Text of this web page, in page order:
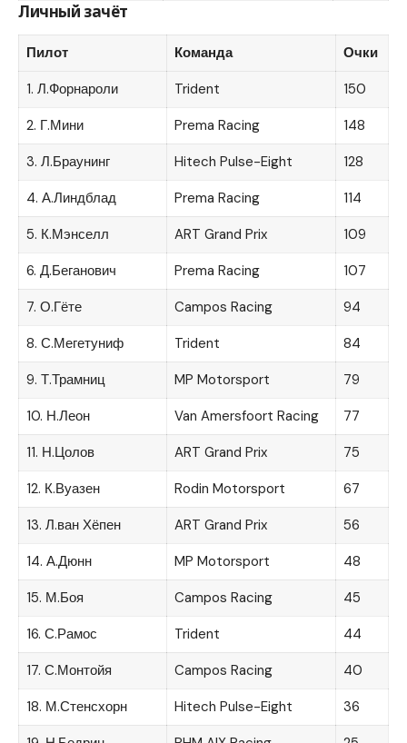
Личный зачёт
Пилот Команда
Очки
1. Л.Форнароли
Trident
150
2. Г.Мини
Prema Racing
148
3. Л.Браунинг
Hitech Pulse-Eight
128
4. А.Линдблад
Prema Racing
114
5. К.Мэнселл
ART Grand Prix
109
6. Д.Беганович
Prema Racing
107
7. О.Гёте
Campos Racing
94
8. С.Мегетуниф
Trident
84
9. Т.Трамниц
MP Motorsport
79
10. Н.Леон
Van Amersfoort Racing
77
11. Н.Цолов
ART Grand Prix
75
12. К.Вуазен
Rodin Motorsport
67
13. Л.ван Хёпен
ART Grand Prix
56
14. А.Дюнн
MP Motorsport
48
15. М.Боя
Campos Racing
45
16. С.Рамос
Trident
44
17. С.Монтойя
Campos Racing
40
18. М.Стенсхорн
Hitech Pulse-Eight
36